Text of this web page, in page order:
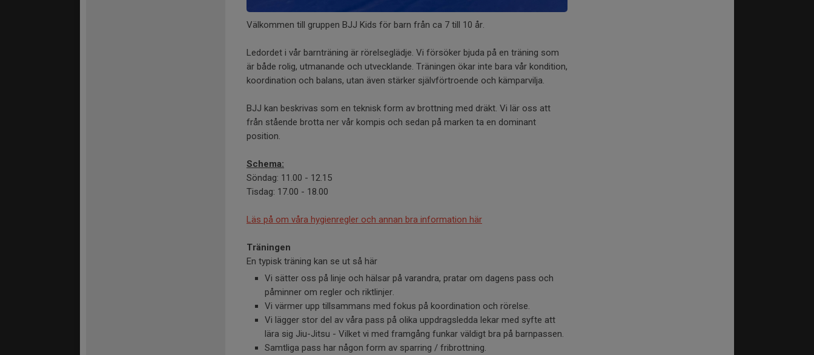
Välkommen till gruppen BJJ Kids för barn från ca 7 till 10 år.
Ledordet i vår barnträning är rörelseglädje. Vi försöker bjuda på en träning som
är både rolig, utmanande och utvecklande. Träningen ökar inte bara vår kondition,
koordination och balans, utan även stärker självförtroende och kämparvilja.
BJJ kan beskrivas som en teknisk form av brottning med dräkt. Vi lär oss att
från stående brotta ner vår kompis och sedan på marken ta en dominant
position.
Schema:
Söndag: 11.00 - 12.15
Tisdag: 17.00 - 18.00
Läs på om våra hygienregler och annan bra information här
Träningen
En typisk träning kan se ut så här
Vi sätter oss på linje och hälsar på varandra, pratar om dagens pass och
påminner om regler och riktlinjer.
Vi värmer upp tillsammans med fokus på koordination och rörelse.
Vi lägger stor del av våra pass på olika uppdragsledda lekar med syfte att
lära sig Jiu-Jitsu - Vilket vi med framgång funkar väldigt bra på barnpassen.
Samtliga pass har någon form av sparring / fribrottning.